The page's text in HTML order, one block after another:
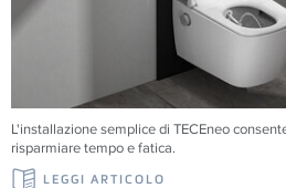
L'installazione semplice di TECEneo
risparmiare tempo e fatica.
LEGGI ARTICOLO